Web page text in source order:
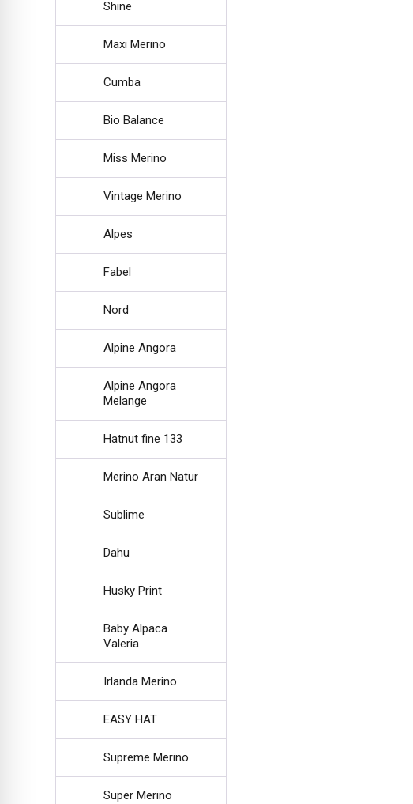
Shine
Maxi Merino
Cumba
Bio Balance
Miss Merino
Vintage Merino
Alpes
Fabel
Nord
Alpine Angora
Alpine Angora
Melange
Hatnut fine 133
Merino Aran Natur
Sublime
Dahu
Husky Print
Baby Alpaca
Valeria
Irlanda Merino
EASY HAT
Supreme Merino
Super Merino